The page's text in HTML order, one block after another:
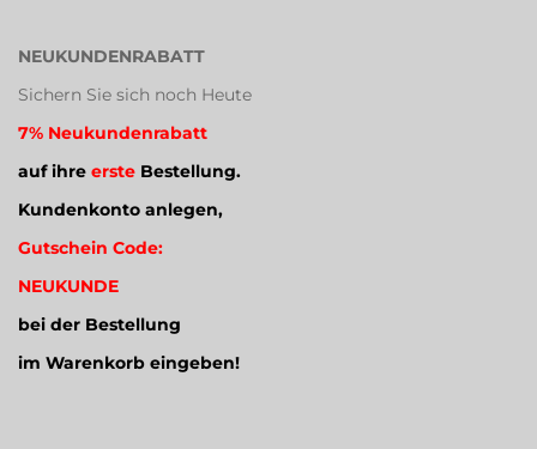
NEUKUNDENRABATT
Sichern Sie sich noch Heute
7% Neukundenrabatt
auf ihre erste Bestellung.
Kundenkonto anlegen,
Gutschein Code:
NEUKUNDE
bei der Bestellung
im Warenkorb eingeben!